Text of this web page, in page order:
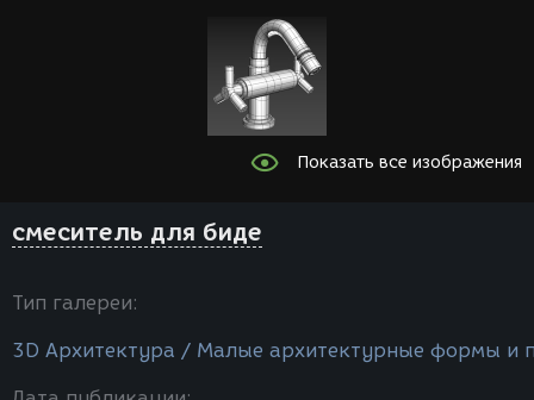
Показать все изображения
смеситель для биде
Тип галереи:
3D Архитектура / Малые архитектурные формы и